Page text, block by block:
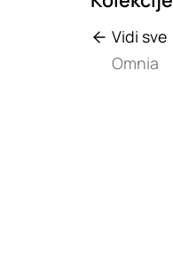
Vidi sve
Omnia